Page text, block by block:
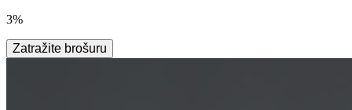
3%
Zatražite brošuru